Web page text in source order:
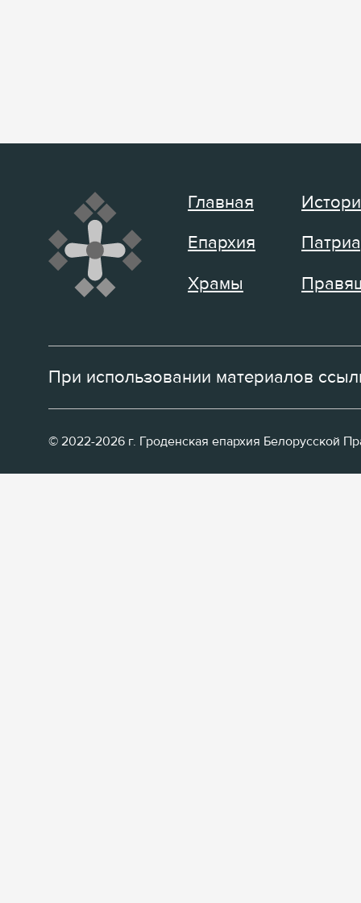
Главная
Епархия
Храмы
При использовании материалов
© 2022-2026 г. Гроденская епархия Белорусской